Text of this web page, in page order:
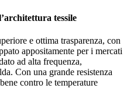
tessile
e ottima trasparenza, con
appositamente per i mercati
ad alta frequenza,
Con una grande resistenza
contro le temperature